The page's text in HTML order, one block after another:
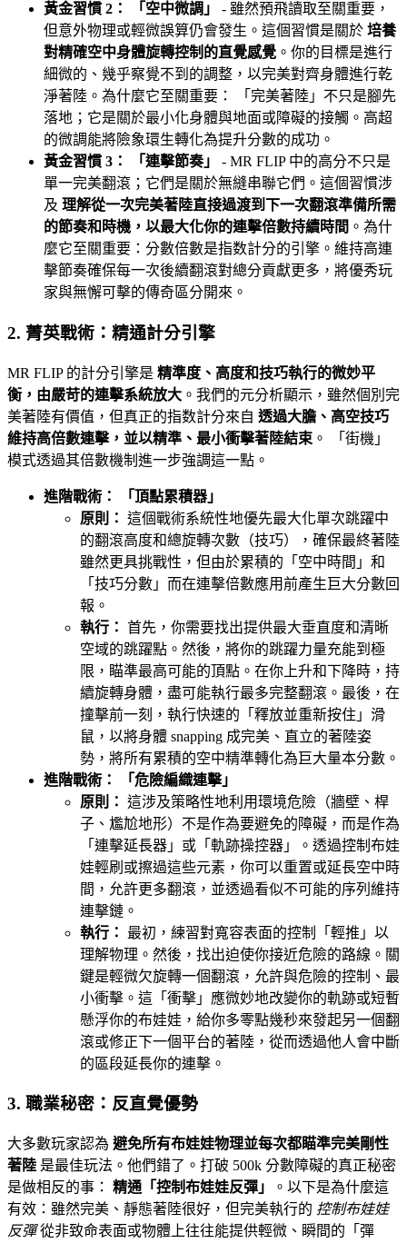
黃金習慣 2： 「空中微調」
- 雖然預飛讀取至關重要，
但意外物理或輕微誤算仍會發生。這個習慣是關於 培養
對精確空中身體旋轉控制的直覺感覺 。你的目標是進行
細微的、幾乎察覺不到的調整，以完美對齊身體進行乾
淨著陸。為什麼它至關重要： 「完美著陸」不只是腳先
落地；它是關於最小化身體與地面或障礙的接觸。高超
的微調能將險象環生轉化為提升分數的成功。
黃金習慣 3： 「連擊節奏」
- MR FLIP 中的高分不只是
單一完美翻滾；它們是關於無縫串聯它們。這個習慣涉
及 理解從一次完美著陸直接過渡到下一次翻滾準備所需
的節奏和時機，以最大化你的連擊倍數持續時間 。為什
麼它至關重要：分數倍數是指数計分的引擎。維持高連
擊節奏確保每一次後續翻滾對總分貢獻更多，將優秀玩
家與無懈可擊的傳奇區分開來。
2. 菁英戰術：精通計分引擎
MR FLIP 的計分引擎是 精準度、高度和技巧執行的微妙平
衡，由嚴苛的連擊系統放大 。我們的元分析顯示，雖然個別完
美著陸有價值，但真正的指数計分來自 透過大膽、高空技巧
維持高倍數連擊，並以精準、最小衝擊著陸結束 。 「街機」
模式透過其倍數機制進一步強調這一點。
進階戰術： 「頂點累積器」
原則： 這個戰術系統性地優先最大化單次跳躍中
的翻滾高度和總旋轉次數（技巧），確保最終著陸
雖然更具挑戰性，但由於累積的「空中時間」和
「技巧分數」而在連擊倍數應用前產生巨大分數回
報。
執行： 首先，你需要找出提供最大垂直度和清晰
空域的跳躍點。然後，將你的跳躍力量充能到極
限，瞄準最高可能的頂點。在你上升和下降時，持
續旋轉身體，盡可能執行最多完整翻滾。最後，在
撞擊前一刻，執行快速的「釋放並重新按住」滑
鼠，以將身體 snapping 成完美、直立的著陸姿
勢，將所有累積的空中精準轉化為巨大量本分數。
進階戰術： 「危險編織連擊」
原則： 這涉及策略性地利用環境危險（牆壁、桿
子、尷尬地形）不是作為要避免的障礙，而是作為
「連擊延長器」或「軌跡操控器」。透過控制布娃
娃輕刷或擦過這些元素，你可以重置或延長空中時
間，允許更多翻滾，並透過看似不可能的序列維持
連擊鏈。
執行：
最初，練習對寬容表面的控制「輕推」以
理解物理。然後，找出迫使你接近危險的路線。關
鍵是輕微欠旋轉一個翻滾，允許與危險的控制、最
小衝擊。這「衝擊」應微妙地改變你的軌跡或短暫
懸浮你的布娃娃，給你多零點幾秒來發起另一個翻
滾或修正下一個平台的著陸，從而透過他人會中斷
的區段延長你的連擊。
3. 職業秘密：反直覺優勢
大多數玩家認為 避免所有布娃娃物理並每次都瞄準完美剛性
著陸 是最佳玩法。他們錯了。打破 500k 分數障礙的真正秘密
是做相反的事： 精通「控制布娃娃反彈」
。以下是為什麼這
有效：雖然完美、靜態著陸很好，但完美執行的 控制布娃娃
反彈從非致命表面或物體上往往能提供輕微、瞬間的「彈